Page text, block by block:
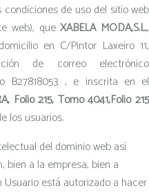
de uso del sitio web
web), queXABELA MODA,S.L.,
en C/Pintor Laxeiro 11,
de correo electrónico
B27818053 , e inscrita en el
Folio 215, Tomo 4041,Folio 215
los usuarios.
del dominio web así
bien a la empresa, bien a
está autorizado a hacer